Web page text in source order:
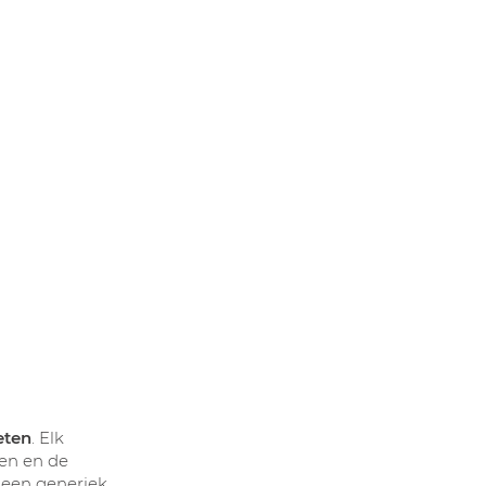
. Elk
en de